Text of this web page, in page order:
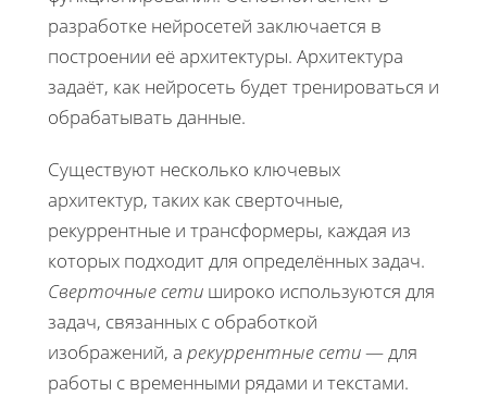
разработке нейросетей заключается в
построении её архитектуры. Архитектура
задаёт, как нейросеть будет тренироваться и
обрабатывать данные.
Существуют несколько ключевых
архитектур, таких как сверточные,
рекуррентные и трансформеры, каждая из
которых подходит для определённых задач.
Сверточные сети широко используются для
задач, связанных с обработкой
изображений, а рекуррентные сети— для
работы с временными рядами и текстами.